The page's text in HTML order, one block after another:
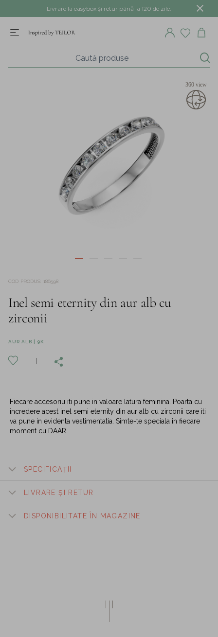
Livrare la easybox și retur până la 120 de zile.
360 view
COD PRODUS 186598
Inel semi eternity din aur alb cu
zirconii
AUR ALB | 9K
Fiecare accesoriu iti pune in valoare latura feminina. Poarta cu
incredere acest inel semi eternity din aur alb cu zirconii care iti
va pune in evidenta vestimentatia. Simte-te speciala in fiecare
moment cu DAAR.
SPECIFICAȚII
LIVRARE ȘI RETUR
DISPONIBILITATE ÎN MAGAZINE